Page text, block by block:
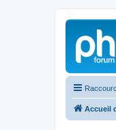
Accueil